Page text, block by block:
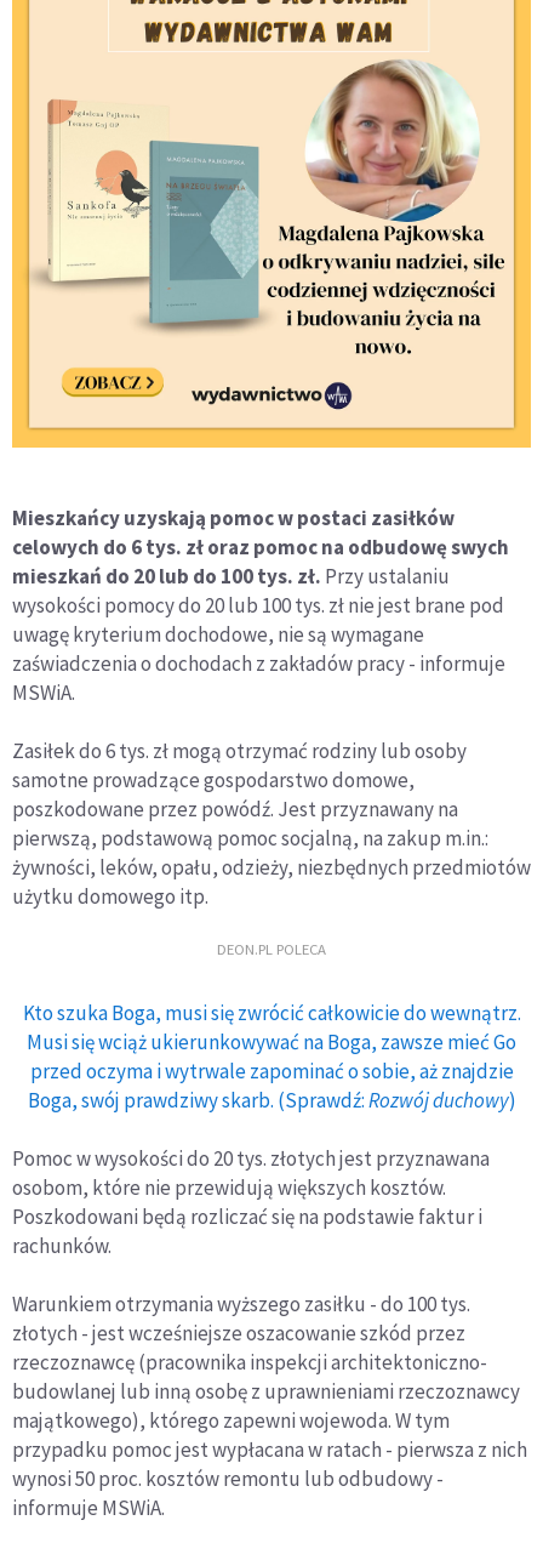
Mieszkańcy uzyskają pomoc w postaci zasiłków
celowych do 6 tys. zł oraz pomoc na odbudowę swych
mieszkań do 20 lub do 100 tys. zł. Przy ustalaniu
wysokości pomocy do 20 lub 100 tys. zł nie jest brane pod
uwagę kryterium dochodowe, nie są wymagane
zaświadczenia o dochodach z zakładów pracy - informuje
MSWiA.
Zasiłek do 6 tys. zł mogą otrzymać rodziny lub osoby
samotne prowadzące gospodarstwo domowe,
poszkodowane przez powódź. Jest przyznawany na
pierwszą, podstawową pomoc socjalną, na zakup m.in.:
żywności, leków, opału, odzieży, niezbędnych przedmiotów
użytku domowego itp.
DEON.PL POLECA
Kto szuka Boga, musi się zwrócić całkowicie do wewnątrz.
Musi się wciąż ukierunkowywać na Boga, zawsze mieć Go
przed oczyma i wytrwale zapominać o sobie, aż znajdzie
Boga, swój prawdziwy skarb. (Sprawdź:Rozwój duchowy)
Pomoc w wysokości do 20 tys. złotych jest przyznawana
osobom, które nie przewidują większych kosztów.
Poszkodowani będą rozliczać się na podstawie faktur i
rachunków.
Warunkiem otrzymania wyższego zasiłku - do 100 tys.
złotych - jest wcześniejsze oszacowanie szkód przez
rzeczoznawcę (pracownika inspekcji architektoniczno-
budowlanej lub inną osobę z uprawnieniami rzeczoznawcy
majątkowego), którego zapewni wojewoda. W tym
przypadku pomoc jest wypłacana w ratach - pierwsza z nich
wynosi 50 proc. kosztów remontu lub odbudowy -
informuje MSWiA.